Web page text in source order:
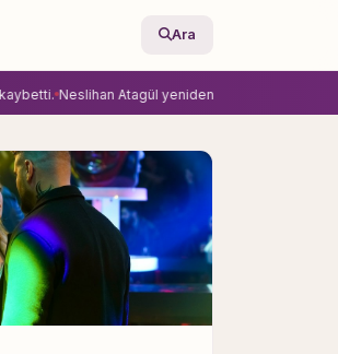
Ara
Neslihan Atagül yeniden Ay Yapım’la anlaştı.